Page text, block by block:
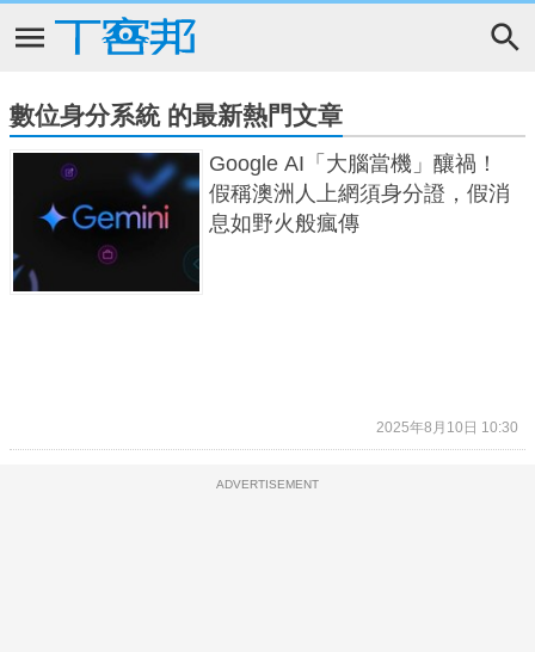
數位身分系統 的最新熱門文章
Google AI「大腦當機」釀禍！
假稱澳洲人上網須身分證，假消
息如野火般瘋傳
2025年8月10日 10:30
ADVERTISEMENT